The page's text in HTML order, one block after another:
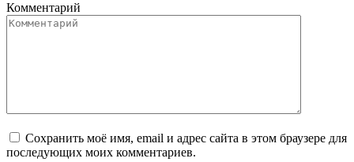
Комментарий
Сохранить моё имя, email и адрес сайта в этом браузере для
последующих моих комментариев.